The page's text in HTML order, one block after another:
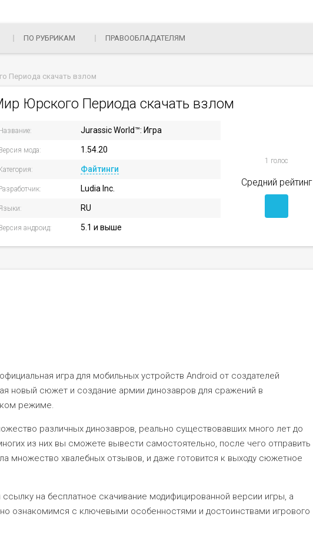
ПО РУБРИКАМ ПРАВООБЛАДАТЕЛЯМ
Периода скачать взлом
Юрского Периода скачать взлом
Название: Jurassic World™: Игра
мода: 1.54.20
Файтинги
Ludia Inc.
RU
андроид: 5.1 и выше
1 голос
Средний рейтинг
игра для мобильных устройств Android от создателей
новый сюжет и создание армии динозавров для сражений в
режиме.
различных динозавров, реально существовавших много лет до
из них вы сможете вывести самостоятельно, после чего отправить
множество хвалебных отзывов, и даже готовится к выходу сюжетное
на бесплатное скачивание модифицированной версии игры, а
ознакомимся с ключевыми особенностями и достоинствами игрового